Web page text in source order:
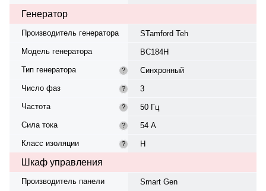
Генератор
Производитель генератора
STamford Teh
Модель генератора
BC184H
Тип генератора
?
Синхронный
Число фаз
?
3
Частота
?
50 Гц
Сила тока
?
54 А
Класс изоляции
? H
Шкаф управления
Производитель панели
Smart Gen